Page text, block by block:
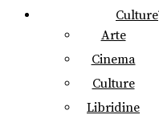
Culture
Arte
Cinema
Culture
Libridine